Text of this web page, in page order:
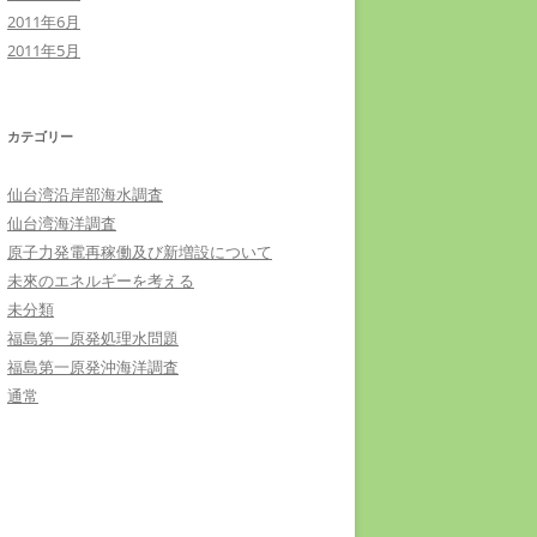
2011年6月
2011年5月
カテゴリー
仙台湾沿岸部海水調査
仙台湾海洋調査
原子力発電再稼働及び新増設について
未來のエネルギーを考える
未分類
福島第一原発処理水問題
福島第一原発沖海洋調査
通常